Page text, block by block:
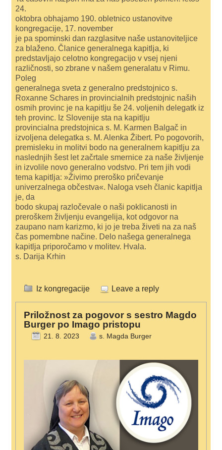
24.
oktobra obhajamo 190. obletnico ustanovitve
kongregacije, 17. november
je pa spominski dan razglasitve naše ustanoviteljice
za blaženo. Članice generalnega kapitlja, ki
predstavljajo celotno kongregacijo v vsej njeni
različnosti, so zbrane v našem generalatu v Rimu.
Poleg
generalnega sveta z generalno predstojnico s.
Roxanne Schares in provincialnih predstojnic naših
osmih provinc je na kapitlju še 24. voljenih delegatk iz
teh provinc. Iz Slovenije sta na kapitlju
provincialna predstojnica s. M. Karmen Balgač in
izvoljena delegatka s. M. Alenka Žibert. Po pogovorih,
premisleku in molitvi bodo na generalnem kapitlju za
naslednjih šest let začrtale smernice za naše življenje
in izvolile novo generalno vodstvo. Pri tem jih vodi
tema kapitlja: »Živimo preroško pričevanje
univerzalnega občestva«. Naloga vseh članic kapitlja
je, da
bodo skupaj razločevale o naši poklicanosti in
preroškem življenju evangelija, kot odgovor na
zaupano nam karizmo, ki jo je treba živeti na za naš
čas pomembne načine. Delo našega generalnega
kapitlja priporočamo v molitev. Hvala.
s. Darija Krhin
Iz kongregacije Leave a reply
Priložnost za pogovor s sestro Magdo
Burger po Imago pristopu
21. 8. 2023 s. Magda Burger